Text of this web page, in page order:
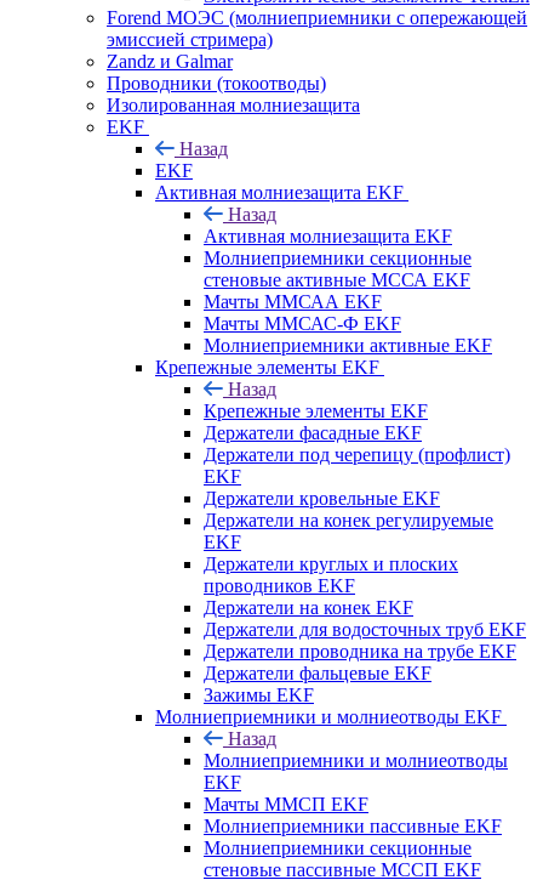
Forend МОЭС (молниеприемники с опережающей
эмиссией стримера)
Zandz и Galmar
Проводники (токоотводы)
Изолированная молниезащита
EKF
Назад
EKF
Активная молниезащита EKF
Назад
Активная молниезащита EKF
Молниеприемники секционные
стеновые активные МССА EKF
Мачты ММСАА EKF
Мачты ММСАС-Ф EKF
Молниеприемники активные EKF
Крепежные элементы EKF
Назад
Крепежные элементы EKF
Держатели фасадные EKF
Держатели под черепицу (профлист)
EKF
Держатели кровельные EKF
Держатели на конек регулируемые
EKF
Держатели круглых и плоских
проводников EKF
Держатели на конек EKF
Держатели для водосточных труб EKF
Держатели проводника на трубе EKF
Держатели фальцевые EKF
Зажимы EKF
Молниеприемники и молниеотводы EKF
Назад
Молниеприемники и молниеотводы
EKF
Мачты ММСП EKF
Молниеприемники пассивные EKF
Молниеприемники секционные
стеновые пассивные МССП EKF